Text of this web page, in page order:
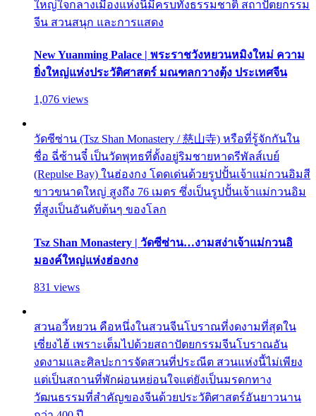
ใหญ่ใจกลางเมืองแห่งนี้มีครบทั้งธรรมชาติ สถาปัตยกรรม
จีน สวนสนุก และการแสดง
New Yuanming Palace | พระราชวังหยวนหมิงใหม่ ความ
ยิ่งใหญ่แห่งประวัติศาสตร์ มณฑลกวางตุ้ง ประเทศจีน
1,076 views
วัดซีซ่าน (Tsz Shan Monastery / 慈山寺) หรือที่รู้จักกันใน
ชื่อ ฉี่ซ้านจี๋ เป็นวัดพุทธที่ตั้งอยู่ริมชายหาดรีพัลส์เบย์
(Repulse Bay) ในฮ่องกง โดดเด่นด้วยรูปปั้นเจ้าแม่กวนอิมสี
ขาวขนาดใหญ่ สูงถึง 76 เมตร ซึ่งเป็นรูปปั้นเจ้าแม่กวนอิม
ที่สูงเป็นอันดับต้นๆ ของโลก
Tsz Shan Monastery | วัดซีซ่าน…งามสง่าเจ้าแม่กวนอิ
มองค์ใหญ่แห่งฮ่องกง
831 views
สวนอวี้หยวน คือหนึ่งในสวนจีนโบราณที่งดงามที่สุดใน
เซี่ยงไฮ้ เพราะเต็มไปด้วยสถาปัตยกรรมจีนโบราณอัน
งดงามและศิลปะการจัดสวนที่ประณีต สวนแห่งนี้ไม่เพียง
แต่เป็นสถานที่พักผ่อนหย่อนใจแต่ยังเป็นมรดกทาง
วัฒนธรรมที่สำคัญของจีนด้วยประวัติศาสตร์อันยาวนาน